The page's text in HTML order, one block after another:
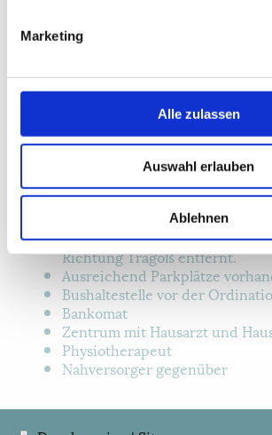
Marketing
Alle zulassen
Auswahl erlauben
Ablehnen
Telefon:+43 3869/20000
St. Katharein 10/3
8611 Tragöß- St. Katharein
Nur 10 Fahrminuten vom LKH
Richtung Tragöß entfernt.
Ausreichend Parkplätze
Bushaltestelle vor der
Bankomat
Zentrum mit Hausarzt und
Physiotherapeut
Nahversorger gegenüber